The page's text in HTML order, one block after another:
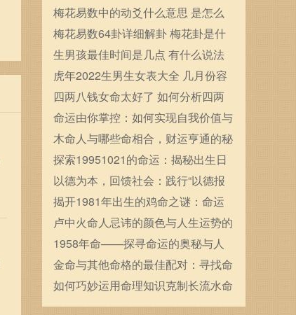
义
梅花易数中的动爻什么意思 是怎么
确定的
梅花易数64卦详细解卦 梅花卦是什
么
生男孩最佳时间是几点 有什么说法
虎年2022生男生女表大全 几月份容
易生男宝宝
四两八钱女命太好了 如何分析四两
八钱女命
命运由你掌控：如何实现自我价值与
人生目标
木命人与哪些命相合，财运亨通的秘
密探究
探索19951021的命运：揭秘出生日
期的命理奥秘
以德为本，回馈社会：践行“以德报
德”的人生哲学
揭开1981年出生的鸡命之谜：命运
与性格解析
卢中火命人忌讳的颜色与人生运势的
巧妙关联
1958年命——探寻命运的奥秘与人
生的转折点
金命与其他命格的最佳配对：寻找命
中注定的缘分
如何巧妙运用命理知识克制长流水命
特质，掌控人生的方向与命运